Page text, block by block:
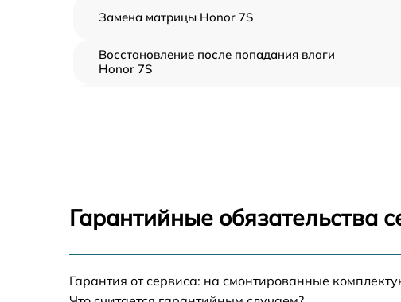
Замена матрицы Honor 7S
Восстановление после попадания влаги
Honor 7S
Замена стекла камеры Honor 7S
Гарантийные обязательства
Гарантия от сервиса: на смонтированные